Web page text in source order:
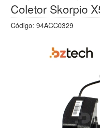
Coletor Skorpio
Código: 94ACC0329